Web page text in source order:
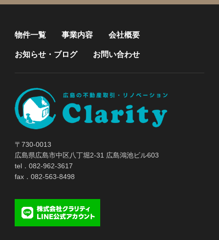
物件一覧 事業内容 会社概要
お知らせ・ブログ お問い合わせ
〒730-0013
広島県広島市中区八丁堀2-31 広島鴻池ビル603
tel．082-962-3617
fax．082-563-8498